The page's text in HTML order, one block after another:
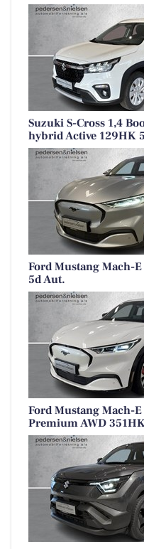
Suzuki S-Cross 1,4
hybrid Active 129HK
Ford Mustang Mach-
5d Aut.
Ford Mustang Mach-
Premium AWD